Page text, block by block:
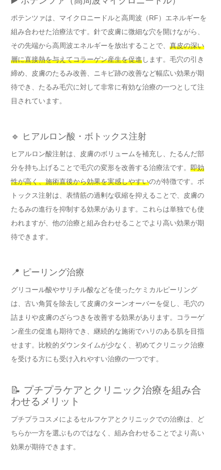
ポテンツァは、マイクロニードルと高周波（RF）エネルギーを
組み合わせた治療法です。針で皮膚に微細な穴を開けながら、
その先端から高周波エネルギーを放出することで、 真皮の深い
層に直接熱を与えてコラーゲン産生を促進します。毛穴の引き
締め、皮膚のたるみ改善、ニキビ跡の改善など幅広い効果が期
待でき、たるみ毛穴に対して非常に有効な治療の一つとして注
目されています。
🔹 ヒアルロン酸・ボトックス注射
ヒアルロン酸注射は、皮膚のボリュームを補充し、たるんだ部
分を持ち上げることで毛穴の変形を改善する治療法です。 即効
性が高く、施術直後から効果を実感しやすいのが特徴です。ボ
トックス注射は、表情筋の過剰な収縮を抑えることで、皮膚の
たるみの進行を抑制する効果があります。これらは単独でも使
われますが、他の治療と組み合わせることでより高い効果が期
待できます。
📍 ピーリング治療
グリコール酸やサリチル酸などを使ったケミカルピーリング
は、古い角質を除去して皮膚のターンオーバーを促し、毛穴の
詰まりや皮膚のざらつきを改善する効果があります。コラーゲ
ン産生の促進も期待でき、継続的な施術でハリのある肌を目指
せます。比較的ダウンタイムが少なく、初めてクリニック治療
を受ける方にも受け入れやすい治療の一つです。
📝 プチプラケアとクリニック治療を組み合
わせるメリット
プチプラコスメによるセルフケアとクリニックでの治療は、ど
ちらか一方を選ぶものではなく、組み合わせることでより高い
効果が期待できます。